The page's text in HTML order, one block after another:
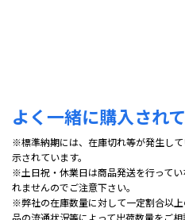
よく一緒に購入され
※標準納期には、在庫切れ等が発生し
示されています。
※土日祝・休業日は商品発送を行って
れませんのでご注意下さい。
※弊社の在庫数量に対して一定割合以
品の流通状況等によって出荷数量をご